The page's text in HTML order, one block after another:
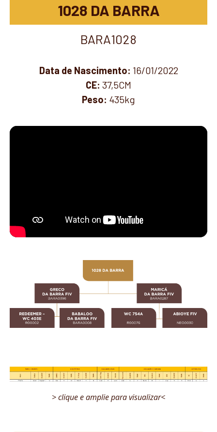
1028 DA BARRA
BARA1028
Data de Nascimento: 16/01/2022
CE: 37,5CM
Peso: 435kg
> clique e amplie para visualizar<